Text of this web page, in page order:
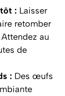
: Laisser
retomber
au
de
: Des œufs